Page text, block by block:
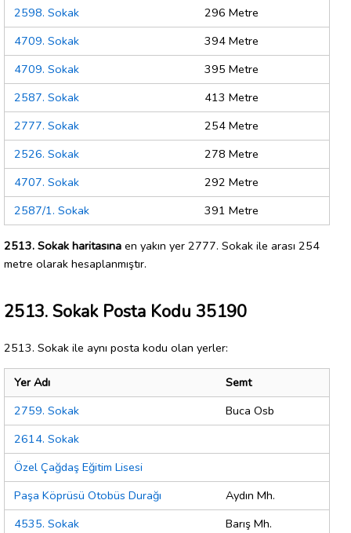
2598. Sokak
296 Metre
4709. Sokak
394 Metre
4709. Sokak
395 Metre
2587. Sokak
413 Metre
2777. Sokak
254 Metre
2526. Sokak
278 Metre
4707. Sokak
292 Metre
2587/1. Sokak
391 Metre
2513. Sokak haritasına en yakın yer 2777. Sokak ile arası 254
metre olarak hesaplanmıştır.
2513. Sokak Posta Kodu 35190
2513. Sokak ile aynı posta kodu olan yerler:
Yer Adı
Semt
2759. Sokak
Buca Osb
2614. Sokak
Özel Çağdaş Eğitim Lisesi
Paşa Köprüsü Otobüs Durağı
Aydın Mh.
4535. Sokak
Barış Mh.